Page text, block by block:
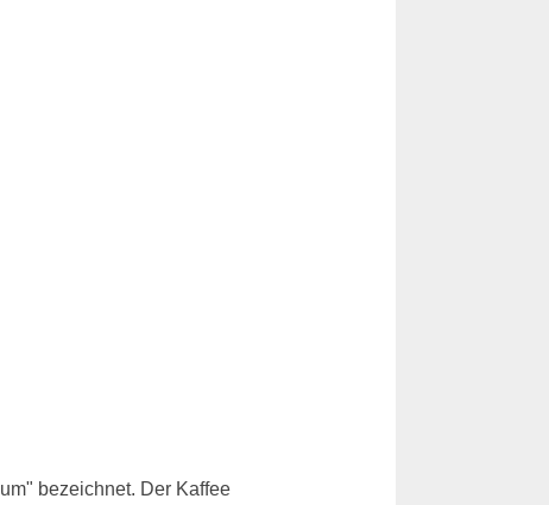
bezeichnet. Der Kaffee